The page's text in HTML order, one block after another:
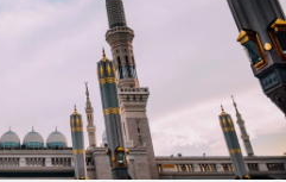
程
球敏捷型人力资源与薪资解决方案
案扩展团队